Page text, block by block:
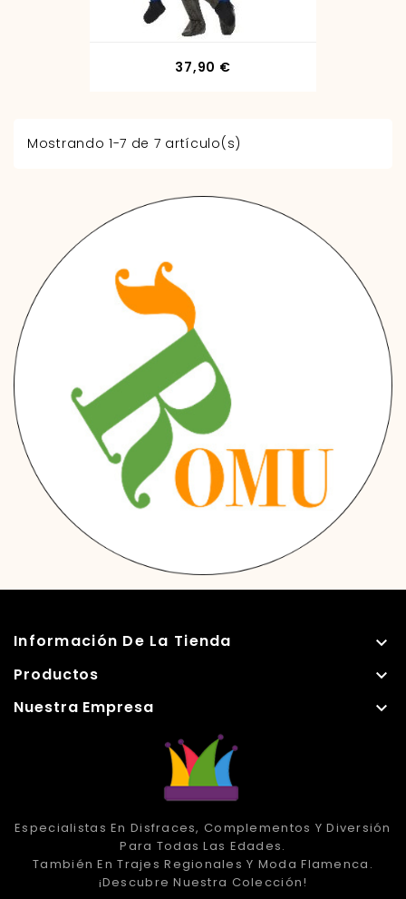
37,90 €
Mostrando 1-7 de 7 artículo(s)
Información De La Tienda 
Productos 
Nuestra Empresa 
Especialistas En Disfraces, Complementos Y Diversión
Para Todas Las Edades.
También En Trajes Regionales Y Moda Flamenca.
¡Descubre Nuestra Colección!